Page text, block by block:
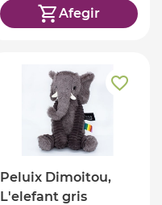
Afegir
Peluix Dimoitou,
L'elefant gris